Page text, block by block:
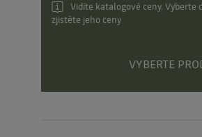
Vidíte katalogové ceny. Vyberte
zjistěte jeho ceny
VYBERTE